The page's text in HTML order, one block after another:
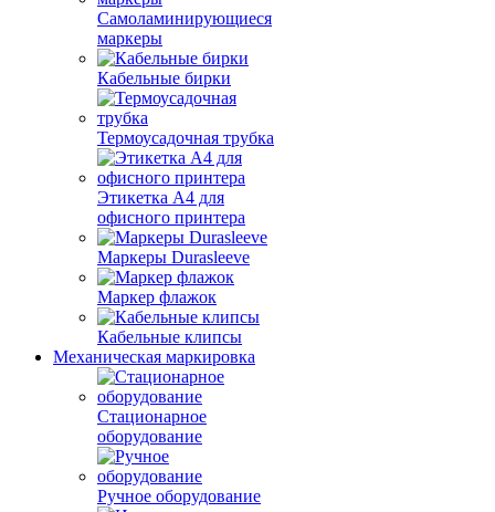
Самоламинирующиеся
маркеры
Кабельные бирки
Термоусадочная трубка
Этикетка А4 для
офисного принтера
Маркеры Durasleeve
Маркер флажок
Кабельные клипсы
Механическая маркировка
Стационарное
оборудование
Ручное оборудование